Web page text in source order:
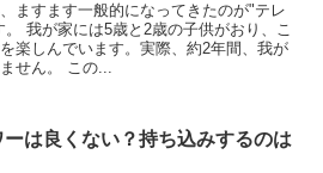
ますます一般的になってきたのが"テレ
我が家には5歳と2歳の子供がおり、こ
楽しんでいます。実際、約2年間、我が
せん。 この...
は良くない？持ち込みするのは